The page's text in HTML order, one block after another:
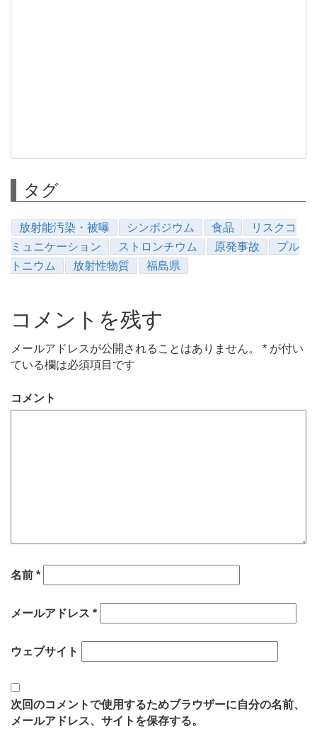
タグ
放射能汚染・被曝 シンポジウム 食品
リスクコ
ミュニケーション
ストロンチウム 原発事故
プル
トニウム
放射性物質 福島県
コメントを残す
メールアドレスが公開されることはありません。 * が付い
ている欄は必須項目です
コメント
名前 *
メールアドレス *
ウェブサイト
次回のコメントで使用するためブラウザーに自分の名前、
メールアドレス、サイトを保存する。